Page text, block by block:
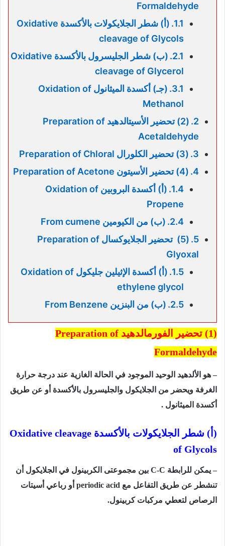
Formaldehyde
(أ) شطر الجلايكولات بالأكسدة Oxidative
cleavage of Glycols
(ب) شطر الجليسرول بالأكسدة Oxidative
cleavage of Glycerol
(جـ) أكسدة الميثانول Oxidation of
Methanol
(2) تحضير الأسيتالدهيد Preparation of
Acetaldehyde
(3) تحضير الكلورال Preparation of Chloral
(4) تحضير الأسيتون Preparation of Acetone
(أ) أكسدة البروبين Oxidation of
Propene
(ب) من الكيومين From cumene
(5) تحضير الجلايوكسال Preparation of
Glyoxal
(أ) أكسدة الإثيلين جليكول Oxidation of
ethylene glycol
(ب) من البنزين From Benzene
(1) تحضير الفورمالدهيد
Preparation of
Formaldehyde
– هو الألدهيد الوحيد الموجود في الحالة الغازية عند درجة حرارة
الغرفة ويحضر من الجلايكول والجليسرول بالأكسدة أو عن طريق
أكسدة الميثانول .
(أ) شطر الجلايكولات بالأكسدة Oxidative cleavage
of Glycols
– يمكن للرابطة C-C بين مجموعتى الكربينول في الجلايكول أن
تنشطر عن طريق التفاعل مع periodic acid أو رباعي أسيتات
الرصاص لتعطي مركبات كربينول.